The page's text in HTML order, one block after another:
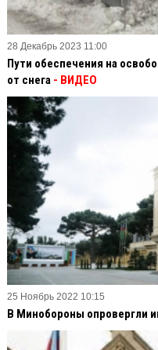
28 Декабрь 2023 11:00
Пути обеспечения на
от снега - ВИДЕО
25 Ноябрь 2022 10:15
В Минобороны опровергли